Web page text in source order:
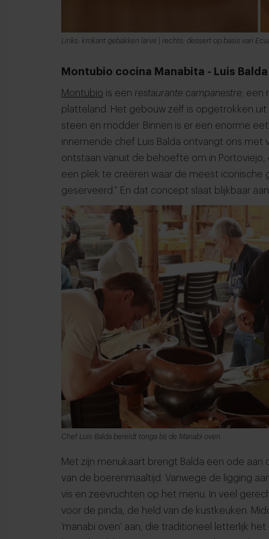
Links: krokant gebakken larve | rechts: dessert op basis van
Montubio cocina Manabita - Luis
Montubio is een restaurante campanestre; een
platteland. Het gebouw zelf is opgetrokken
steen en modder. Binnen is er een enorme
innemende chef Luis Balda ontvangt ons met
ontstaan vanuit de behoefte om in Portoviejo,
een plek te creëren waar de meest iconische
geserveerd.” En dat concept slaat blijkbaar
Chef Luis Balda bereidt tonga bij de Manabi oven
Met zijn menukaart brengt Balda een ode
van de boerenmaaltijd. Vanwege de ligging
vis en zeevruchten op het menu. In veel
voor de pinda, de held van de kustkeuken.
‘manabi oven’ aan, die traditioneel letterlijk